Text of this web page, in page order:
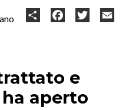
Share FacebookTwitter
e
aperto